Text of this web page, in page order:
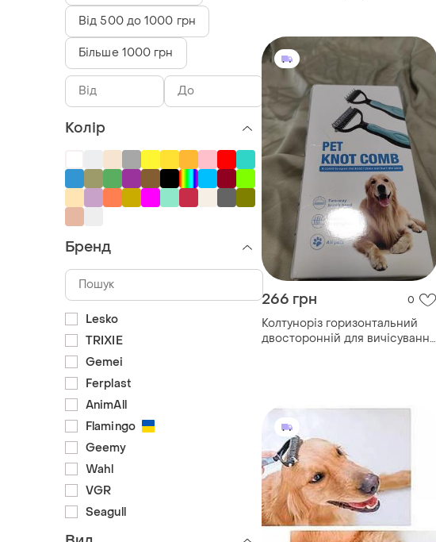
266 грн 0
Колтуноріз горизонтальний
двосторонній для вичісування
Від 500 до 1000 грн
Більше 1000 грн
Колір
Бренд
Lesko
TRIXIE
Gemei
Ferplast
AnimAll
Flamingo
Geemy
Wahl
VGR
Seagull